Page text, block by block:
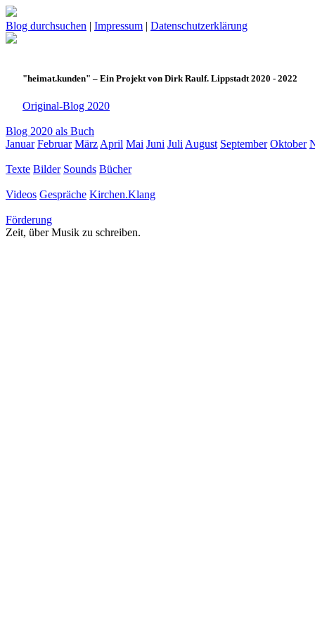
Blog durchsuchen | Impressum | Datenschutzerklärung
"heimat.kunden" – Ein Projekt von Dirk Raulf. Lippstadt 2020 - 2022
Original-Blog 2020
Blog 2020 als Buch
Januar Februar März April Mai Juni Juli August September Oktober
Texte Bilder Sounds Bücher
Videos Gespräche Kirchen.Klang
Förderung
Zeit, über Musik zu schreiben.